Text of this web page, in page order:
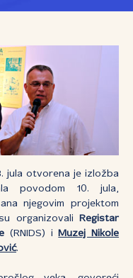
jula otvorena je izložba
povodom 10. jula,
njegovim projektom
organizovali
Registar
(RNIDS) i
Muzej Nikole
.